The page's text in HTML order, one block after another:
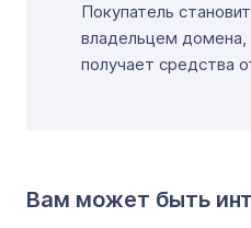
Покупатель
владельцем
получает средства
Вам может быть